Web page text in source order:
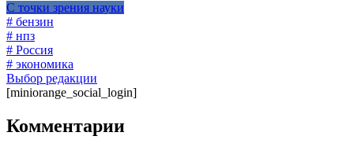
С точки зрения науки
# бензин
# нпз
# Россия
# экономика
Выбор редакции
[miniorange_social_login]
Комментарии